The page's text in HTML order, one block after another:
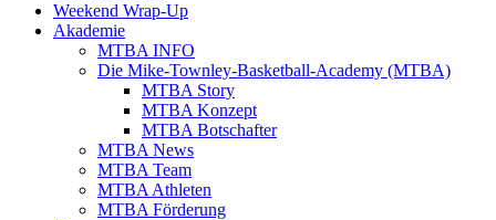
Weekend Wrap-Up
Akademie
MTBA INFO
Die Mike-Townley-Basketball-Academy (MTBA)
MTBA Story
MTBA Konzept
MTBA Botschafter
MTBA News
MTBA Team
MTBA Athleten
MTBA Förderung